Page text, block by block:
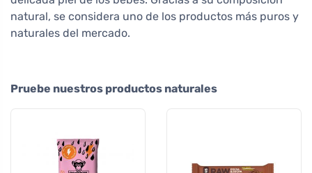
natural, se considera uno de los productos más puros y
naturales del mercado.
Pruebe nuestros productos naturales